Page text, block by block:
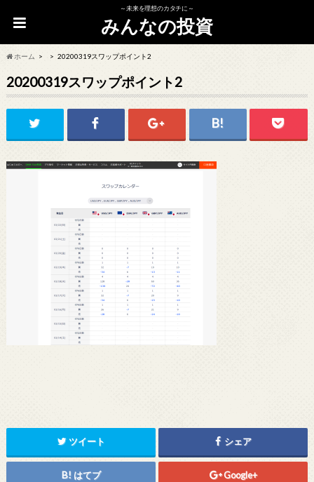
～未来を理想のカタチに～
みんなの投資
ホーム 20200319スワップポイント2
20200319スワップポイント2
ツイート シェア
はてブ Google+